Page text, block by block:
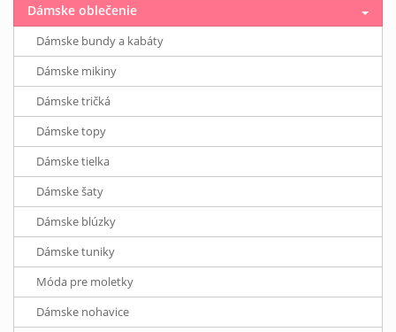
Dámske oblečenie
Dámske bundy a kabáty
Dámske mikiny
Dámske tričká
Dámske topy
Dámske tielka
Dámske šaty
Dámske blúzky
Dámske tuniky
Móda pre moletky
Dámske nohavice